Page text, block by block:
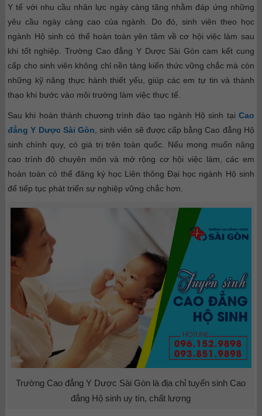
Y tế với nhu cầu nhân lực ngày càng tăng nhằm đáp ứng những
yêu cầu ngày càng cao của ngành. Do đó, sinh viên theo học
ngành Hộ sinh có thể hoàn toàn yên tâm về cơ hội việc làm sau
khi tốt nghiệp. Trường Cao đẳng Y Dược Sài Gòn cam kết cung
cấp cho sinh viên không chỉ nền tảng kiến thức vững chắc mà còn
những kỹ năng thực hành thiết yếu, giúp các em tự tin và thành
thạo khi bước vào môi trường làm việc thực tế.
Sau khi hoàn thành chương trình đào tạo ngành Hộ sinh tại Cao
đẳng Y Dược Sài Gòn , sinh viên sẽ được cấp bằng Cao đẳng Hộ
sinh chính quy, có giá trị trên toàn quốc. Nếu mong muốn nâng
cao trình độ chuyên môn và mở rộng cơ hội việc làm, các em
hoàn toàn có thể đăng ký học Liên thông Đại học ngành Hộ sinh
để tiếp tục phát triển sự nghiệp vững chắc hơn.
Trường Cao đẳng Y Dược Sài Gòn là địa chỉ tuyển sinh Cao
đẳng Hộ sinh uy tín, chất lượng